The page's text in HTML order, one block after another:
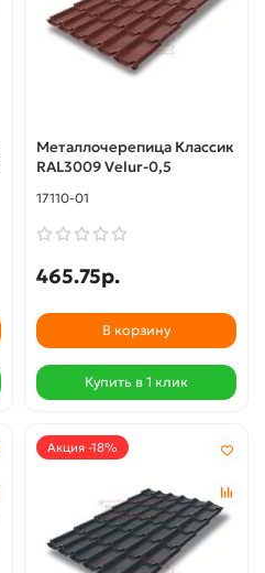
Металлочерепица Классик
RAL3009 Velur-0,5
17110-01
465.75р.
В корзину
Купить в 1 клик
Акция -18%